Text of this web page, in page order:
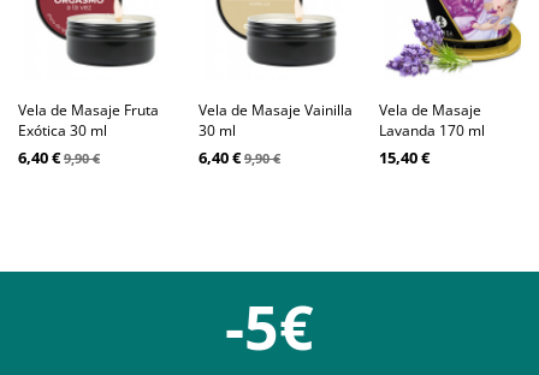
Vela de Masaje Fruta
Exótica 30 ml
6,40 €9,90 €
Vela de Masaje Vainilla
30 ml
6,40 €9,90 €
Vela de Masaje
Lavanda 170 ml
15,40 €
-5€